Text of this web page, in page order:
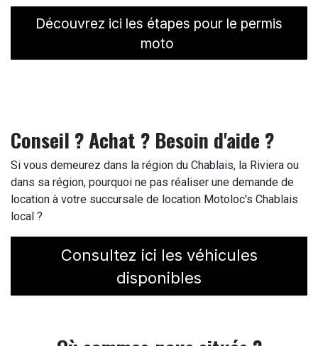
Découvrez ici les étapes pour le permis
moto
Conseil ? Achat ? Besoin d'aide ?
Si vous demeurez dans la région du Chablais, la Riviera ou
dans sa région, pourquoi ne pas réaliser une demande de
location à votre succursale de location Motoloc's Chablais
local ?
Consultez ici les véhicules
disponibles